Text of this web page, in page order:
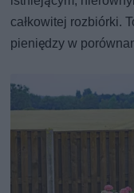
całkowitej rozbiórki.
pieniędzy w